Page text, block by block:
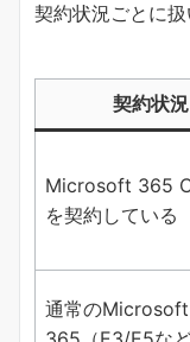
契約状況ごとに扱
契約状況
Microsoft 365
を契約している
通常のMicrosoft